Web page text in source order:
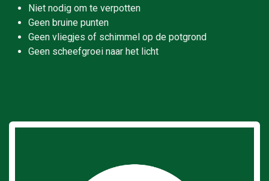
Niet nodig om te verpotten
Geen bruine punten
Geen vliegjes of schimmel op de potgrond
Geen scheefgroei naar het licht